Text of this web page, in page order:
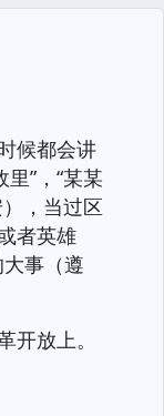
候都会讲
里”，“某某
，当过区
者英雄
事（遵
放上。